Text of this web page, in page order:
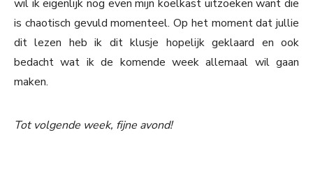
wil ik eigenlijk nog even mijn koelkast uitzoeken want die
is chaotisch gevuld momenteel. Op het moment dat jullie
dit lezen heb ik dit klusje hopelijk geklaard en ook
bedacht wat ik de komende week allemaal wil gaan
maken.
Tot volgende week, fijne avond!